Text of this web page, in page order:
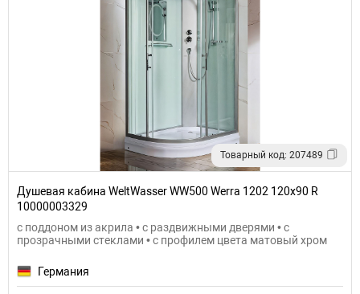
Товарный код: 207489
Душевая кабина WeltWasser WW500 Werra 1202 120x90 R
10000003329
с поддоном из акрила • с раздвижными дверями • с
прозрачными стеклами • с профилем цвета матовый хром
Германия